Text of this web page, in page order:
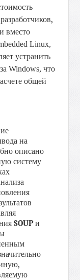
разработчиков,
вместо
Linux,
устранить
Windows, что
общей
на
описано
систему
SOUPи
,